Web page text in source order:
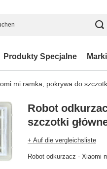
Produkty Specjalne Marki
mi ramka, pokrywa do
Robot
szczotki
+ Auf die vergleichsliste
Robot odkurzacz - Xiaomi